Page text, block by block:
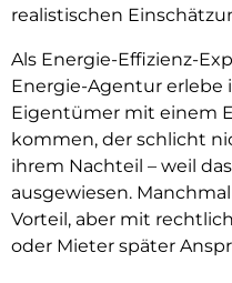
realistischen
Als Energie-Effizienz-
Energie-Agentur erlebe
Eigentümer mit einem
kommen, der schlicht
ihrem Nachteil – weil
ausgewiesen.
Vorteil, aber mit
oder Mieter später